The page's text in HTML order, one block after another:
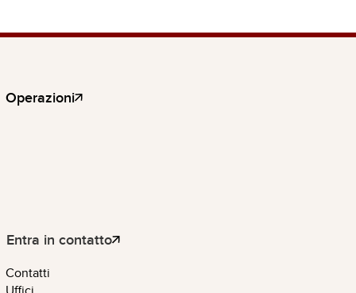
Operazioni
Entra in contatto
Contatti